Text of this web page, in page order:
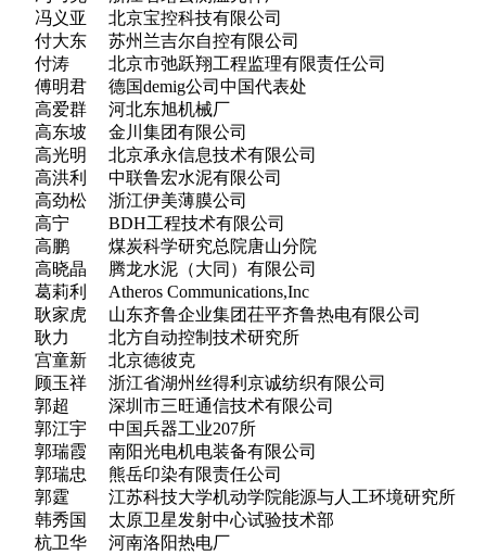
冯义亚 北京宝控科技有限公司
付大东 苏州兰吉尔自控有限公司
付涛 北京市弛跃翔工程监理有限责任公司
傅明君 德国demig公司中国代表处
高爱群 河北东旭机械厂
高东坡 金川集团有限公司
高光明 北京承永信息技术有限公司
高洪利 中联鲁宏水泥有限公司
高劲松 浙江伊美薄膜公司
高宁 BDH工程技术有限公司
高鹏 煤炭科学研究总院唐山分院
高晓晶 腾龙水泥（大同）有限公司
葛莉利 Atheros Communications,Inc
耿家虎 山东齐鲁企业集团茌平齐鲁热电有限公司
耿力 北方自动控制技术研究所
宫童新 北京德彼克
顾玉祥 浙江省湖州丝得利京诚纺织有限公司
郭超 深圳市三旺通信技术有限公司
郭江宇 中国兵器工业207所
郭瑞霞 南阳光电机电装备有限公司
郭瑞忠 熊岳印染有限责任公司
郭霆 江苏科技大学机动学院能源与人工环境研究所
韩秀国 太原卫星发射中心试验技术部
杭卫华 河南洛阳热电厂